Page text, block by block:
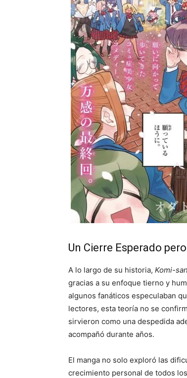
Un Cierre Esperado
A lo largo de su historia, Komi-
gracias a su enfoque tierno y
algunos fanáticos especulaban
lectores, esta teoría no se
sirvieron como una despedida
acompañó durante años.
El manga no solo exploró las
crecimiento personal de todos